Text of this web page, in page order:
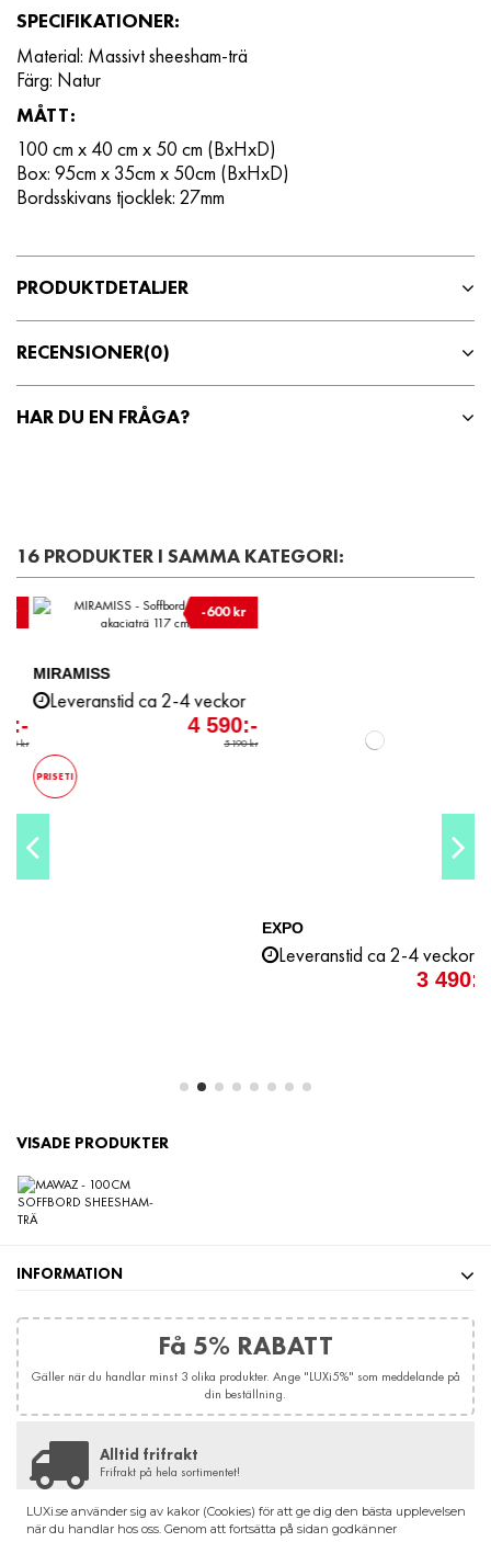
SPECIFIKATIONER:
Material: Massivt sheesham-trä
Färg: Natur
MÅTT:
100 cm x 40 cm x 50 cm (BxHxD)
Box: 95cm x 35cm x 50cm (BxHxD)
Bordsskivans tjocklek: 27mm
PRODUKTDETALJER
RECENSIONER(0)
HAR DU EN FRÅGA?
16 PRODUKTER I SAMMA KATEGORI:
-600 kr
590:-
5 190 kr
Leveranstid ca 2-4 veckor
BARTLOW
Leveranstid ca 3-4
9
VISADE PRODUKTER
INFORMATION
Få 5% RABATT
Gäller när du handlar minst 3 olika produkter. Ange "LUXi5%" som meddelande på
din beställning.
Alltid frifrakt
Frifrakt på hela sortimentet!
NYHETSBREV
LUXi.se använder sig av kakor (Cookies) för att ge dig den bästa upplevelsen
när du handlar hos oss. Genom att fortsätta på sidan godkänner